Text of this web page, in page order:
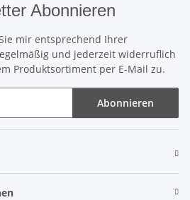
Abonnieren
mir entsprechend Ihrer
und jederzeit widerruflich
Produktsortiment per E-Mail zu.
Abonnieren